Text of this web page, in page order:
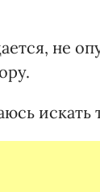
не
искать